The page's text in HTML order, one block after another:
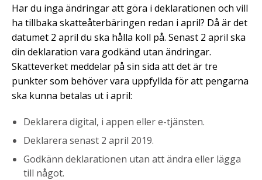
Har du inga ändringar att göra i deklarationen och vill
ha tillbaka skatteåterbäringen redan i april? Då är det
datumet 2 april du ska hålla koll på. Senast 2 april ska
din deklaration vara godkänd utan ändringar.
Skatteverket meddelar på sin sida att det är tre
punkter som behöver vara uppfyllda för att pengarna
ska kunna betalas ut i april:
Deklarera digital, i appen eller e-tjänsten.
Deklarera senast 2 april 2019.
Godkänn deklarationen utan att ändra eller lägga
till något.